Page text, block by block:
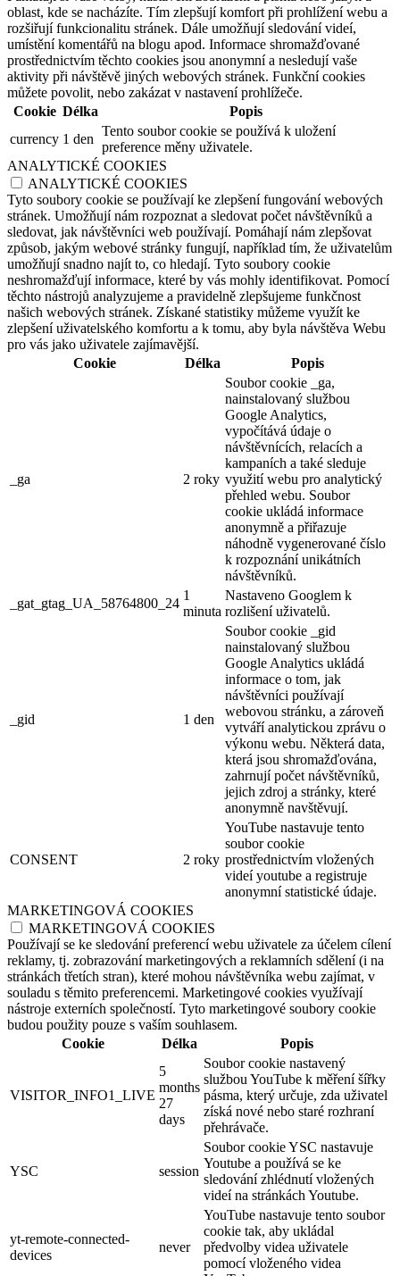
oblast, kde se nacházíte. Tím zlepšují komfort při prohlížení webu a
rozšiřují funkcionalitu stránek. Dále umožňují sledování videí,
umístění komentářů na blogu apod. Informace shromažďované
prostřednictvím těchto cookies jsou anonymní a nesledují vaše
aktivity při návštěvě jiných webových stránek. Funkční cookies
můžete povolit, nebo zakázat v nastavení prohlížeče.
Cookie Délka
Popis
currency 1 den
Tento soubor cookie se používá k uložení
preference měny uživatele.
ANALYTICKÉ COOKIES
ANALYTICKÉ COOKIES
Tyto soubory cookie se používají ke zlepšení fungování webových
stránek. Umožňují nám rozpoznat a sledovat počet návštěvníků a
sledovat, jak návštěvníci web používají. Pomáhají nám zlepšovat
způsob, jakým webové stránky fungují, například tím, že uživatelům
umožňují snadno najít to, co hledají. Tyto soubory cookie
neshromažďují informace, které by vás mohly identifikovat. Pomocí
těchto nástrojů analyzujeme a pravidelně zlepšujeme funkčnost
našich webových stránek. Získané statistiky můžeme využít ke
zlepšení uživatelského komfortu a k tomu, aby byla návštěva Webu
pro vás jako uživatele zajímavější.
Cookie
Délka Popis
_ga 2 roky
Soubor cookie _ga,
nainstalovaný službou
Google Analytics,
vypočítává údaje o
návštěvnících, relacích a
kampaních a také sleduje
využití webu pro analytický
přehled webu. Soubor
cookie ukládá informace
anonymně a přiřazuje
náhodně vygenerované číslo
k rozpoznání unikátních
návštěvníků.
_gat_gtag_UA_58764800_24
1
minuta
Nastaveno Googlem k
rozlišení uživatelů.
_gid 1 den
Soubor cookie _gid
nainstalovaný službou
Google Analytics ukládá
informace o tom, jak
návštěvníci používají
webovou stránku, a zároveň
vytváří analytickou zprávu o
výkonu webu. Některá data,
která jsou shromažďována,
zahrnují počet návštěvníků,
jejich zdroj a stránky, které
anonymně navštěvují.
CONSENT 2 roky
YouTube nastavuje tento
soubor cookie
prostřednictvím vložených
videí youtube a registruje
anonymní statistické údaje.
MARKETINGOVÁ COOKIES
MARKETINGOVÁ COOKIES
Používají se ke sledování preferencí webu uživatele za účelem cílení
reklamy, tj. zobrazování marketingových a reklamních sdělení (i na
stránkách třetích stran), které mohou návštěvníka webu zajímat, v
souladu s těmito preferencemi. Marketingové cookies využívají
nástroje externích společností. Tyto marketingové soubory cookie
budou použity pouze s vaším souhlasem.
Cookie
Délka Popis
VISITOR_INFO1_LIVE
5
months
27
days
Soubor cookie nastavený
službou YouTube k měření šířky
pásma, který určuje, zda uživatel
získá nové nebo staré rozhraní
přehrávače.
YSC session
Soubor cookie YSC nastavuje
Youtube a používá se ke
sledování zhlédnutí vložených
videí na stránkách Youtube.
yt-remote-connected-
devices
never
YouTube nastavuje tento soubor
cookie tak, aby ukládal
předvolby videa uživatele
pomocí vloženého videa